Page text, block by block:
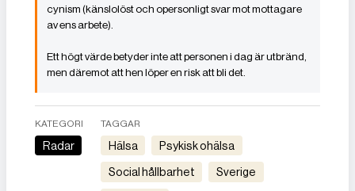
cynism (känslolöst och opersonligt svar mot mottagare
av ens arbete).
Ett högt värde betyder inte att personen i dag är utbränd,
men däremot att hen löper en risk att bli det.
KATEGORI
Radar
TAGGAR
Hälsa Psykisk ohälsa
Social hållbarhet Sverige